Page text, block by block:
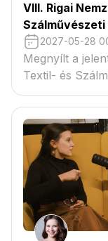
VIII. Rigai
2027-05-28
Megnyílt a
Textil- és